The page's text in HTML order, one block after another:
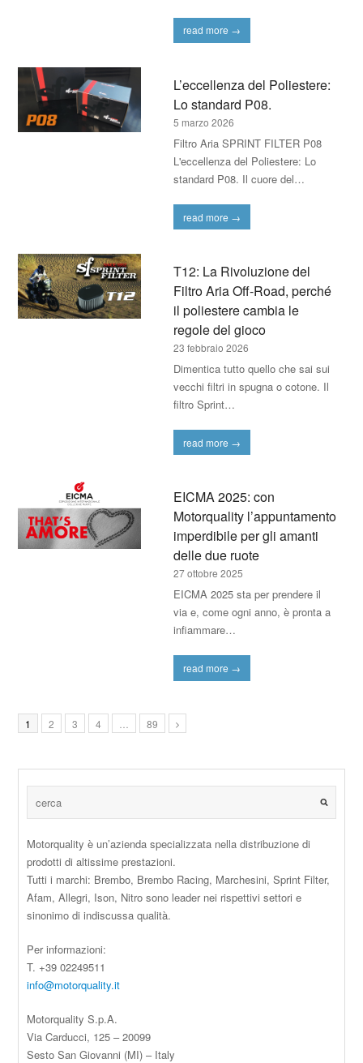
read more →
L’eccellenza del Poliestere:
Lo standard P08.
5 marzo 2026
Filtro Aria SPRINT FILTER P08
L'eccellenza del Poliestere: Lo
standard P08. Il cuore del…
read more →
T12: La Rivoluzione del
Filtro Aria Off-Road, perché
il poliestere cambia le
regole del gioco
23 febbraio 2026
Dimentica tutto quello che sai sui
vecchi filtri in spugna o cotone. Il
filtro Sprint…
read more →
EICMA 2025: con
Motorquality l’appuntamento
imperdibile per gli amanti
delle due ruote
27 ottobre 2025
EICMA 2025 sta per prendere il
via e, come ogni anno, è pronta a
infiammare…
read more →
1 2 3 4 89
Motorquality è un’azienda specializzata nella distribuzione di
prodotti di altissime prestazioni.
Tutti i marchi: Brembo, Brembo Racing, Marchesini, Sprint Filter,
Afam, Allegri, Ison, Nitro sono leader nei rispettivi settori e
sinonimo di indiscussa qualità.
Per informazioni:
T. +39 02249511
info@motorquality.it
Motorquality S.p.A.
Via Carducci, 125 – 20099
Sesto San Giovanni (MI) – Italy